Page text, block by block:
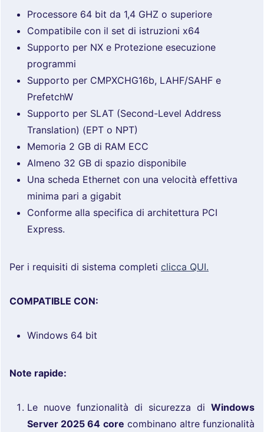
Processore 64 bit da 1,4 GHZ o superiore
Compatibile con il set di istruzioni x64
Supporto per NX e Protezione esecuzione
programmi
Supporto per CMPXCHG16b, LAHF/SAHF e
PrefetchW
Supporto per SLAT (Second-Level Address
Translation) (EPT o NPT)
Memoria 2 GB di RAM ECC
Almeno 32 GB di spazio disponibile
Una scheda Ethernet con una velocità effettiva
minima pari a gigabit
Conforme alla specifica di architettura PCI
Express.
Per i requisiti di sistema completi clicca QUI.
COMPATIBLE CON:
Windows 64 bit
Note rapide:
Le nuove funzionalità di sicurezza di Windows
Server 2025 64 core combinano altre funzionalità